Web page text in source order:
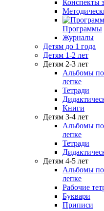
Конспекты
Программы
Журналы
Детям до 1 года
Детям 1-2 лет
Детям 2-3 лет
Альбомы
лепке
Тетради
Книги
Детям 3-4 лет
Альбомы
лепке
Тетради
Детям 4-5 лет
Альбомы
лепке
Рабочие
Буквари
Приписи